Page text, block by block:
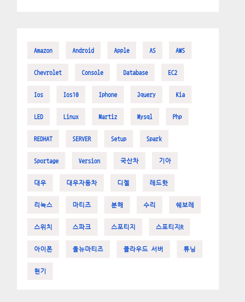
Amazon Android Apple AS AWS
Chevrolet Console Database EC2
Ios Ios10 Iphone Jquery Kia
LED Linux Martiz Mysql Php
REDHAT SERVER Setup Spark
Sportage Version 국산차 기아
대우 대우자동차 디젤 레드핫
리눅스 마티즈 분해 수리 쉐보레
스위치 스파크 스포티지 스포티지R
아이폰 올뉴마티즈 클라우드 서버 튜닝
현기